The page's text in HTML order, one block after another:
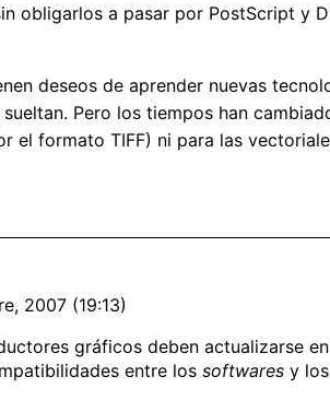
obligarlos a pasar por PostScript y
deseos de aprender nuevas
Pero los tiempos han
el formato TIFF) ni para las
2007 (19:13)
gráficos deben actualizarse
entre los softwares y